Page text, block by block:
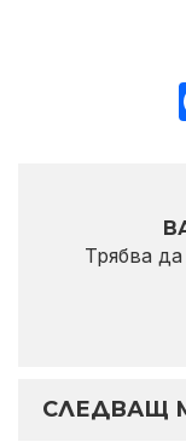
Трябва да
СЛЕДВАЩ